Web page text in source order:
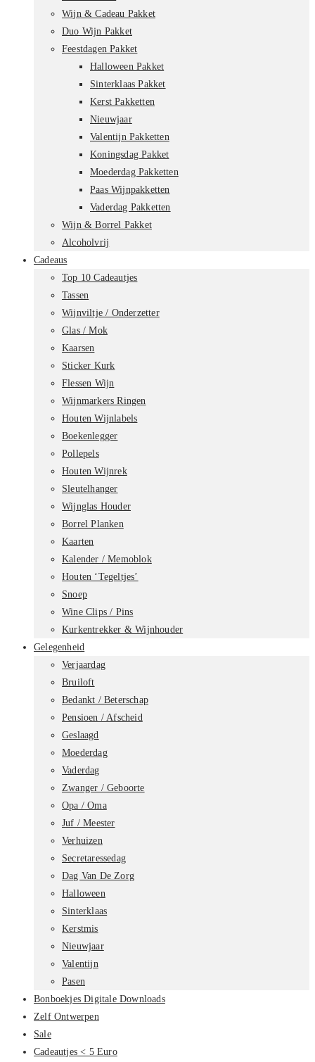
Wijn & Cadeau Pakket
Duo Wijn Pakket
Feestdagen Pakket
Halloween Pakket
Sinterklaas Pakket
Kerst Pakketten
Nieuwjaar
Valentijn Pakketten
Koningsdag Pakket
Moederdag Pakketten
Paas Wijnpakketten
Vaderdag Pakketten
Wijn & Borrel Pakket
Alcoholvrij
Cadeaus
Top 10 Cadeautjes
Tassen
Wijnviltje / Onderzetter
Glas / Mok
Kaarsen
Sticker Kurk
Flessen Wijn
Wijnmarkers Ringen
Houten Wijnlabels
Boekenlegger
Pollepels
Houten Wijnrek
Sleutelhanger
Wijnglas Houder
Borrel Planken
Kaarten
Kalender / Memoblok
Houten ‘Tegeltjes’
Snoep
Wine Clips / Pins
Kurkentrekker & Wijnhouder
Gelegenheid
Verjaardag
Bruiloft
Bedankt / Beterschap
Pensioen / Afscheid
Geslaagd
Moederdag
Vaderdag
Zwanger / Geboorte
Opa / Oma
Juf / Meester
Verhuizen
Secretaressedag
Dag Van De Zorg
Halloween
Sinterklaas
Kerstmis
Nieuwjaar
Valentijn
Pasen
Bonboekjes Digitale Downloads
Zelf Ontwerpen
Sale
Cadeautjes < 5 Euro